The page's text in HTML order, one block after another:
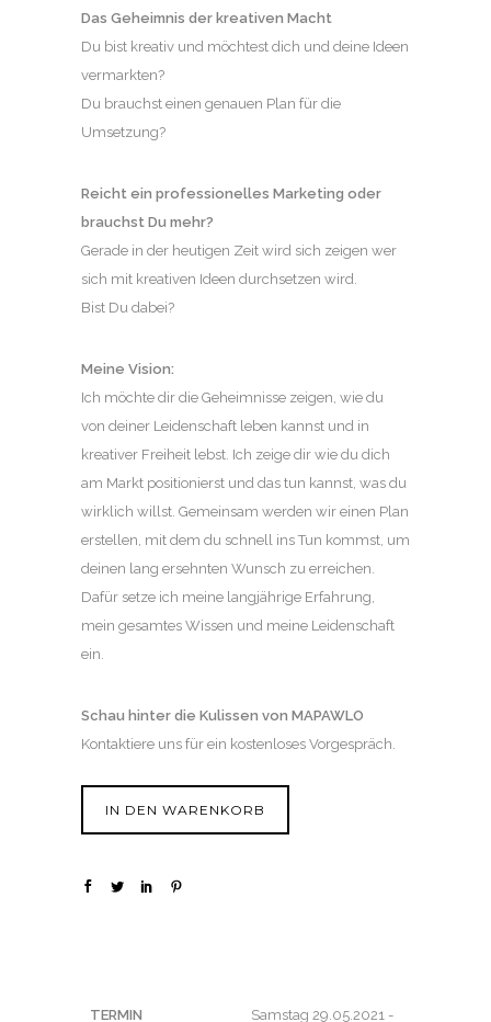
Das Geheimnis der kreativen Macht
Du bist kreativ und möchtest dich und deine Ideen
vermarkten?
Du brauchst einen genauen Plan für die
Umsetzung?
Reicht ein professionelles Marketing oder
brauchst Du mehr?
Gerade in der heutigen Zeit wird sich zeigen wer
sich mit kreativen Ideen durchsetzen wird.
Bist Du dabei?
Meine Vision:
Ich möchte dir die Geheimnisse zeigen, wie du
von deiner Leidenschaft leben kannst und in
kreativer Freiheit lebst. Ich zeige dir wie du dich
am Markt positionierst und das tun kannst, was du
wirklich willst. Gemeinsam werden wir einen Plan
erstellen, mit dem du schnell ins Tun kommst, um
deinen lang ersehnten Wunsch zu erreichen.
Dafür setze ich meine langjährige Erfahrung,
mein gesamtes Wissen und meine Leidenschaft
ein.
Schau hinter die Kulissen von MAPAWLO
Kontaktiere uns für ein kostenloses Vorgespräch.
IN DEN WARENKORB
TERMIN Samstag 29.05.2021 -